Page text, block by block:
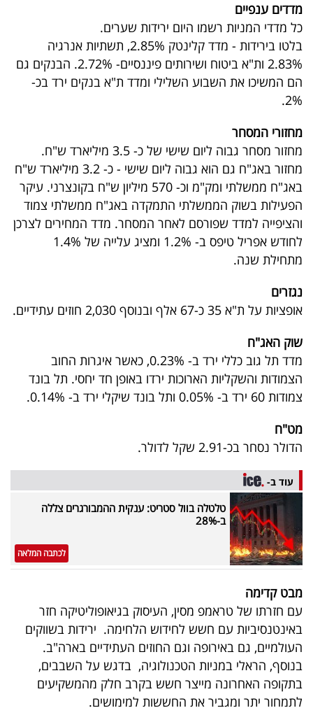
מייל
אדום
פרסמו
באייס
עקבו
אחרינו:
מדדים ענפיים
כל מדדי המניות רשמו היום ירידות שערים.
בלטו בירידות - מדד קלינטק 2.85%, תשתיות אנרגיה
2.83% ות"א ביטוח ושירותים פיננסיים- 2.72%. הבנקים גם
הם המשיכו את השבוע השלילי ומדד ת"א בנקים ירד בכ-
2%.
מחזורי המסחר
מחזור מסחר גבוה ליום שישי של כ- 3.5 מיליארד ש"ח.
מחזור באג"ח גם הוא גבוה ליום שישי - כ- 3.2 מיליארד ש"ח
באג"ח ממשלתי ומק"מ וכ- 570 מיליון ש"ח בקונצרני. עיקר
הפעילות בשוק הממשלתי התמקדה באג"ח ממשלתי צמוד
והציפייה למדד שפורסם לאחר המסחר. מדד המחירים לצרכן
לחודש אפריל טיפס ב- 1.2% ומציג עלייה של 1.4%
מתחילת שנה.
נגזרים
אופציות על ת"א 35 כ-67 אלף ובנוסף 2,030 חוזים עתידיים.
שוק האג"ח
מדד תל גוב כללי ירד ב- 0.23%, כאשר איגרות החוב
הצמודות והשקליות הארוכות ירדו באופן חד יחסי. תל בונד
צמודות 60 ירד ב- 0.05% ותל בונד שיקלי ירד ב- 0.14%.
מט"ח
הדולר נסחר בכ-2.91 שקל לדולר.
עוד ב-
טלטלה בוול סטריט: ענקית ההמבורגרים צללה
ב-28%
לכתבה המלאה
מבט קדימה
עם חזרתו של טראמפ מסין, העיסוק בגיאופוליטיקה חזר
באינטנסיביות עם חשש לחידוש הלחימה. ירידות בשווקים
העולמיים, גם באירופה וגם החוזים העתידיים בארה"ב.
בנוסף, הראלי במניות הטכנולוגיה, בדגש על השבבים,
בתקופה האחרונה מייצר חשש בקרב חלק מהמשקיעים
לתמחור יתר ומגביר את החששות למימושים.